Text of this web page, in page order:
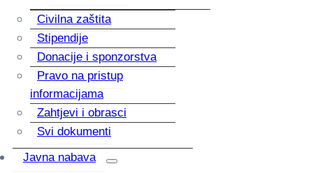
Civilna zaštita
Stipendije
Donacije i sponzorstva
Pravo na pristup
informacijama
Zahtjevi i obrasci
Svi dokumenti
Javna nabava